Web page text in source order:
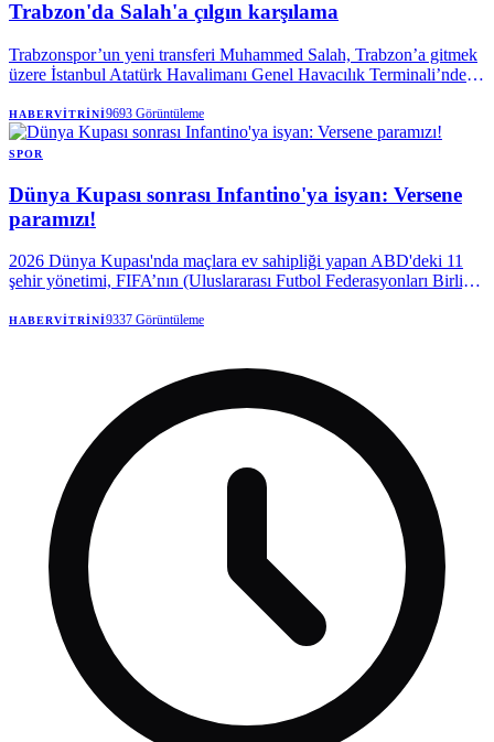
Trabzon'da Salah'a çılgın karşılama
Trabzonspor’un yeni transferi Muhammed Salah, Trabzon’a gitmek
üzere İstanbul Atatürk Havalimanı Genel Havacılık Terminali’nden
HABERVITRINI9693 Görüntüleme
SPOR
Dünya Kupası sonrası Infantino'ya isyan: Versene
paramızı!
2026 Dünya Kupası'nda maçlara ev sahipliği yapan ABD'deki 11
şehir yönetimi, FIFA’nın (Uluslararası Futbol Federasyonları Birliği)
HABERVITRINI9337 Görüntüleme